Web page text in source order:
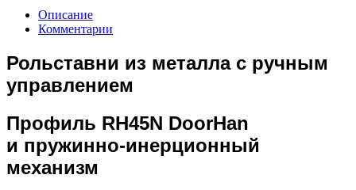
Описание
Комментарии
Рольставни из металла с ручным
управлением
Профиль RH45N DoorHan
и пружинно-инерционный
механизм